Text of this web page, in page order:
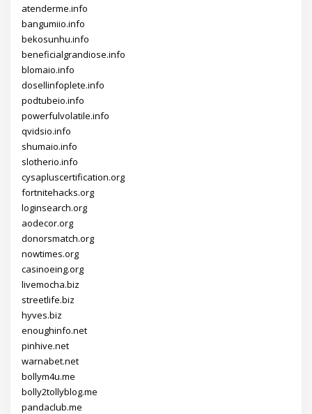
atenderme.info
bangumiio.info
bekosunhu.info
beneficialgrandiose.info
blomaio.info
dosellinfoplete.info
podtubeio.info
powerfulvolatile.info
qvidsio.info
shumaio.info
slotherio.info
cysapluscertification.org
fortnitehacks.org
loginsearch.org
aodecor.org
donorsmatch.org
nowtimes.org
casinoeing.org
livemocha.biz
streetlife.biz
hyves.biz
enoughinfo.net
pinhive.net
warnabet.net
bollym4u.me
bolly2tollyblog.me
pandaclub.me